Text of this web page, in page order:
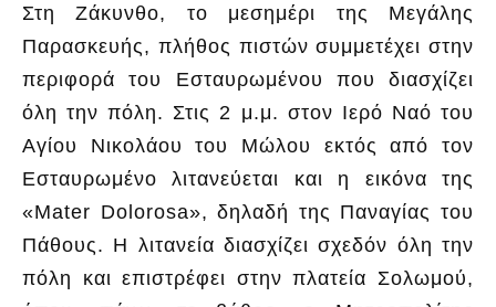
Στη Ζάκυνθο, το μεσημέρι της Μεγάλης
Παρασκευής, πλήθος πιστών συμμετέχει στην
περιφορά του Εσταυρωμένου που διασχίζει
όλη την πόλη. Στις 2 μ.μ. στον Ιερό Ναό του
Αγίου Νικολάου του Μώλου εκτός από τον
Εσταυρωμένο λιτανεύεται και η εικόνα της
«Mater Dolorosa», δηλαδή της Παναγίας του
Πάθους. Η λιτανεία διασχίζει σχεδόν όλη την
πόλη και επιστρέφει στην πλατεία Σολωμού,